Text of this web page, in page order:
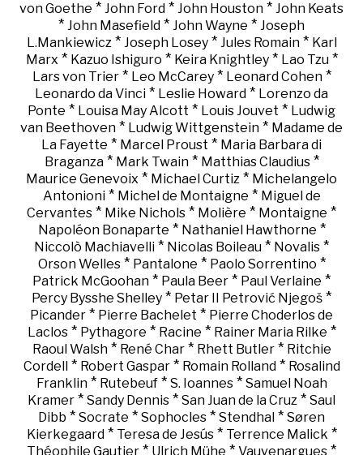
von Goethe * John Ford * John Houston * John Keats
* John Masefield * John Wayne * Joseph
L.Mankiewicz* Joseph Losey* Jules Romain* Karl
Marx * Kazuo Ishiguro * Keira Knightley* Lao Tzu*
Lars von Trier* Leo McCarey* Leonard Cohen*
Leonardo da Vinci * Leslie Howard * Lorenzo da
Ponte * Louisa May Alcott * Louis Jouvet * Ludwig
van Beethoven * Ludwig Wittgenstein * Madame de
La Fayette * Marcel Proust * Maria Barbara di
Braganza* Mark Twain* Matthias Claudius*
Maurice Genevoix * Michael Curtiz * Michelangelo
Antonioni* Michel de Montaigne * Miguel de
Cervantes * Mike Nichols * Molière * Montaigne *
Napoléon Bonaparte * Nathaniel Hawthorne *
Niccolò Machiavelli * Nicolas Boileau * Novalis *
Orson Welles* Pantalone * Paolo Sorrentino *
Patrick McGoohan * Paula Beer * Paul Verlaine *
Percy Bysshe Shelley * Petar II Petrović Njegoš *
Picander * Pierre Bachelet * Pierre Choderlos de
Laclos* Pythagore * Racine * Rainer Maria Rilke *
Raoul Walsh* René Char* Rhett Butler* Ritchie
Cordell * Robert Gaspar* Romain Rolland* Rosalind
Franklin* Rutebeuf* S. Ioannes* Samuel Noah
Kramer * Sandy Dennis * San Juan de la Cruz * Saul
Dibb * Socrate * Sophocles * Stendhal * Søren
Kierkegaard* Teresa de Jesús* Terrence Malick *
Théophile Gautier * Ulrich Mühe * Vauvenargues *